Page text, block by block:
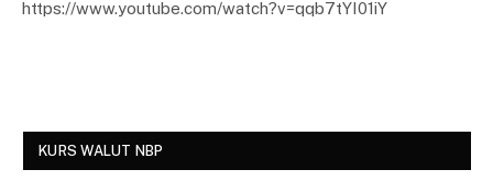
https://www.youtube.com/watch?v=qqb7tYI01iY
KURS WALUT NBP